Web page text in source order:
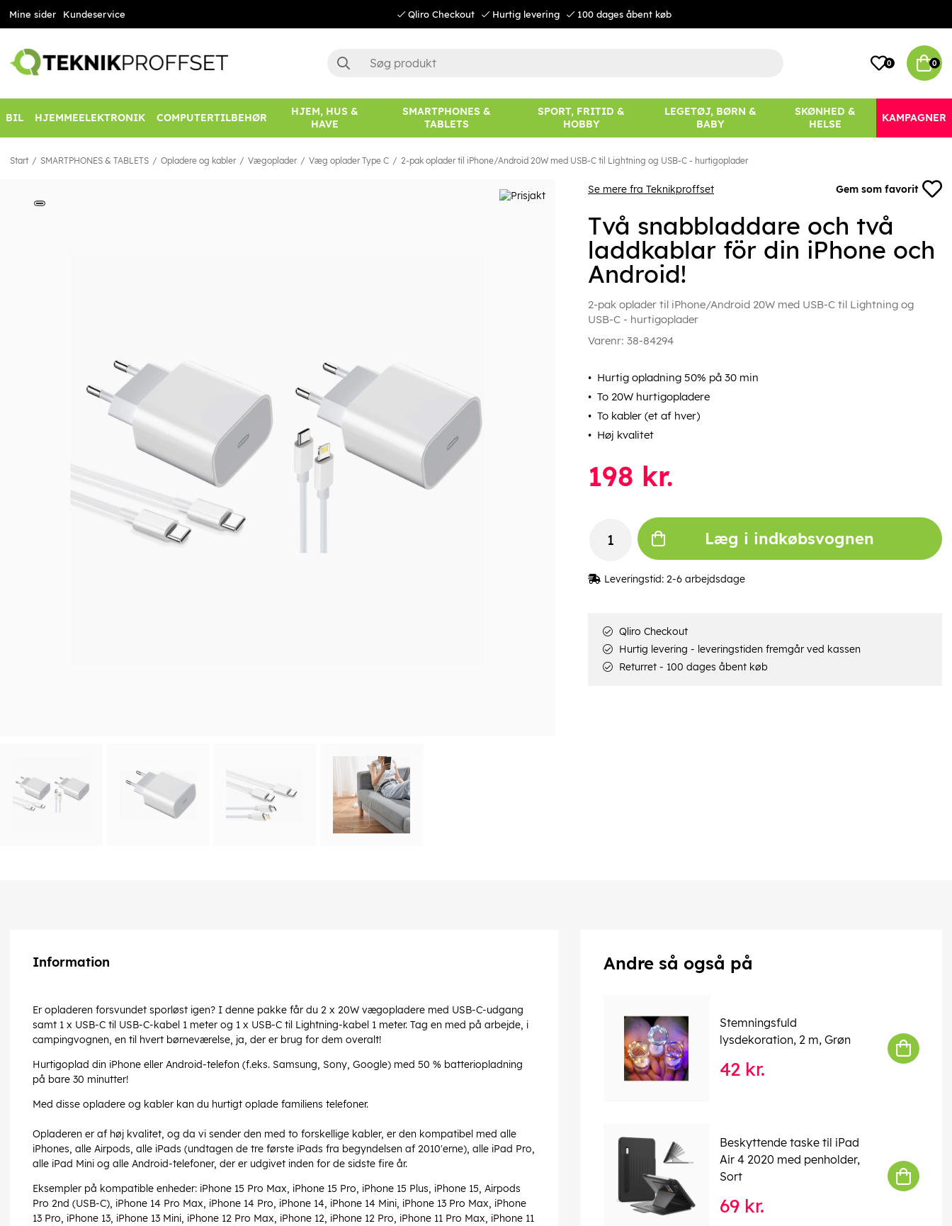
Mine sider Kundeservice Qliro Checkout Hurtig levering 100 dages åbent køb
0 0
BIL HJEMMEELEKTRONIK COMPUTERTILBEHØR
HJEM, HUS &
HAVE
SMARTPHONES &
TABLETS
SPORT, FRITID &
HOBBY
LEGETØJ, BØRN &
BABY
SKØNHED &
HELSE
KAMPAGNER
Start SMARTPHONES & TABLETS Opladere og kabler Vægoplader Væg oplader Type C 2-pak oplader til iPhone/Android 20W med USB-C til Lightning og USB-C - hurtigoplader
Se mere fra Teknikproffset Gem som favorit
Två snabbladdare och två
laddkablar för din iPhone och
Android!
2-pak oplader til iPhone/Android 20W med USB-C til Lightning og
USB-C - hurtigoplader
Varenr: 38-84294
Hurtig opladning 50% på 30 min
To 20W hurtigopladere
To kabler (et af hver)
Høj kvalitet
198 kr.
Læg i indkøbsvognen
Leveringstid: 2-6 arbejdsdage
Qliro Checkout
Hurtig levering - leveringstiden fremgår ved kassen
Returret - 100 dages åbent køb
Information
Er opladeren forsvundet sporløst igen? I denne pakke får du 2 x 20W vægopladere med USB-C-udgang
samt 1 x USB-C til USB-C-kabel 1 meter og 1 x USB-C til Lightning-kabel 1 meter. Tag en med på arbejde, i
campingvognen, en til hvert børneværelse, ja, der er brug for dem overalt!
Hurtigoplad din iPhone eller Android-telefon (f.eks. Samsung, Sony, Google) med 50 % batteriopladning
på bare 30 minutter!
Med disse opladere og kabler kan du hurtigt oplade familiens telefoner.
Opladeren er af høj kvalitet, og da vi sender den med to forskellige kabler, er den kompatibel med alle
iPhones, alle Airpods, alle iPads (undtagen de tre første iPads fra begyndelsen af 2010'erne), alle iPad Pro,
alle iPad Mini og alle Android-telefoner, der er udgivet inden for de sidste fire år.
Eksempler på kompatible enheder: iPhone 15 Pro Max, iPhone 15 Pro, iPhone 15 Plus, iPhone 15, Airpods
Pro 2nd (USB-C), iPhone 14 Pro Max, iPhone 14 Pro, iPhone 14, iPhone 14 Mini, iPhone 13 Pro Max, iPhone
13 Pro, iPhone 13, iPhone 13 Mini, iPhone 12 Pro Max, iPhone 12, iPhone 12 Pro, iPhone 11 Pro Max, iPhone 11
Andre så også på
Stemningsfuld
lysdekoration, 2 m, Grøn
42 kr.
Beskyttende taske til iPad
Air 4 2020 med penholder,
Sort
69 kr.